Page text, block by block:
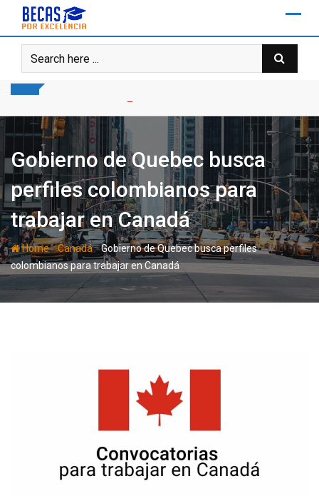
content
Gobierno de Quebec busca
perfiles colombianos para
trabajar en Canadá
Home-Canadá-Gobierno de Quebec busca perfiles
colombianos para trabajar en Canadá